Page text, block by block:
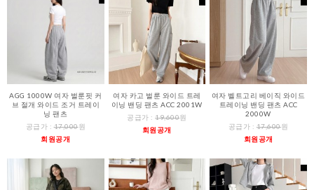
AGG 1000W 여자 벌룬핏 커
브 절개 와이드 조거 트레이
닝 팬츠
공급가 :17,000원
회원공개
여자 카고 벌룬 와이드 트레
이닝 밴딩 팬츠 ACC 2001W
공급가 :19,600원
회원공개
여자 벨트고리 베이직 와이드
트레이닝 밴딩 팬츠 ACC
2000W
공급가 : 17,600원
회원공개